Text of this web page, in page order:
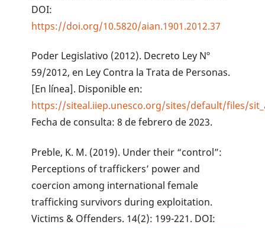
DOI:
https://doi.org/10.5820/aian.1901.2012.37
Poder Legislativo (2012). Decreto Ley Nº
59/2012, en Ley Contra la Trata de Personas.
[En línea]. Disponible en:
https://siteal.iiep.unesco.org/sites/default/files/
Fecha de consulta: 8 de febrero de 2023.
Preble, K. M. (2019). Under their “control”:
Perceptions of traffickers’ power and
coercion among international female
trafficking survivors during exploitation.
Victims & Offenders. 14(2): 199-221. DOI: